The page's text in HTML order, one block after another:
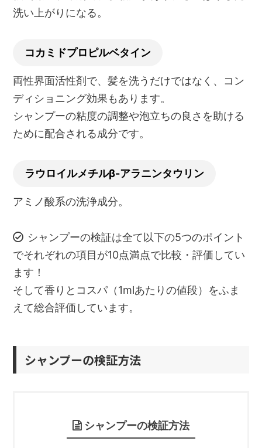
洗い上がりになる。
コカミドプロピルベタイン
両性界面活性剤で、髪を洗うだけではなく、コン
ディショニング効果もあります。
シャンプーの粘度の調整や泡立ちの良さを助ける
ために配合される成分です。
ラウロイルメチルβ-アラニンタウリン
アミノ酸系の洗浄成分。
シャンプーの検証は全て以下の5つのポイント
でそれぞれの項目が10点満点で比較・評価してい
ます！
そして香りとコスパ（1mlあたりの値段）をふま
えて総合評価しています。
シャンプーの検証方法
シャンプーの検証方法